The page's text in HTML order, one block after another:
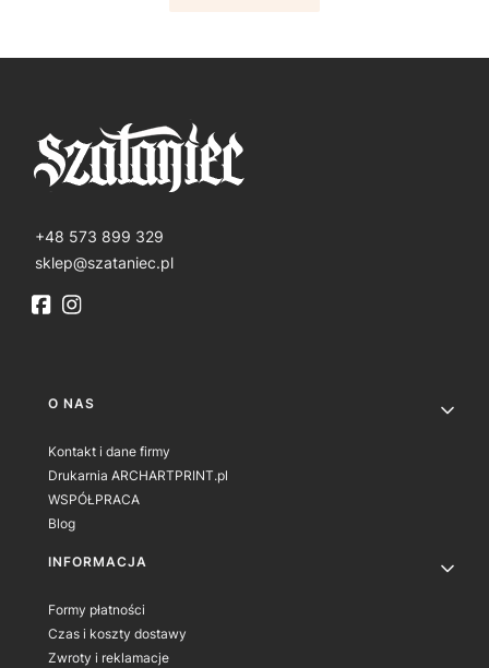
+48 573 899 329
sklep@szataniec.pl
Linki w stopce
O NAS
Kontakt i dane firmy
Drukarnia ARCHARTPRINT.pl
WSPÓŁPRACA
Blog
INFORMACJA
Formy płatności
Czas i koszty dostawy
Zwroty i reklamacje